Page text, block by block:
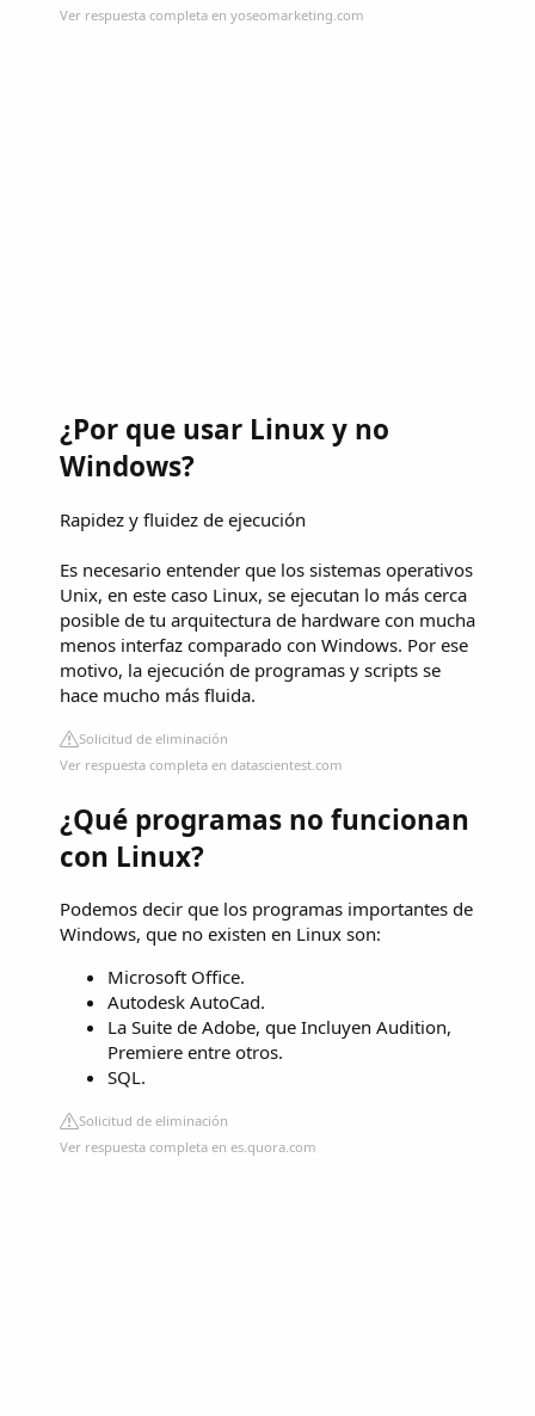
Ver respuesta completa en yoseomarketing.com
¿Por que usar Linux y no
Windows?
Rapidez y fluidez de ejecución
Es necesario entender que los sistemas operativos
Unix, en este caso Linux, se ejecutan lo más cerca
posible de tu arquitectura de hardware con mucha
menos interfaz comparado con Windows. Por ese
motivo, la ejecución de programas y scripts se
hace mucho más fluida.
Solicitud de eliminación
Ver respuesta completa en datascientest.com
¿Qué programas no funcionan
con Linux?
Podemos decir que los programas importantes de
Windows, que no existen en Linux son:
Microsoft Office.
Autodesk AutoCad.
La Suite de Adobe, que Incluyen Audition,
Premiere entre otros.
SQL.
Solicitud de eliminación
Ver respuesta completa en es.quora.com